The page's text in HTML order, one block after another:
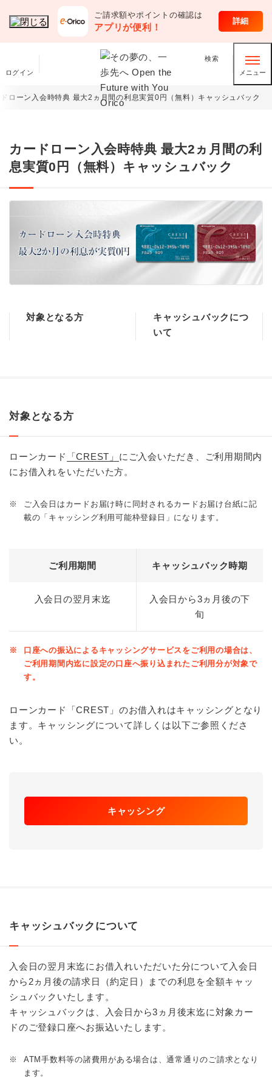
ご請求額やポイントの確認は
アプリが便利！
詳細
ログイン
検索
メニュー
ローン
ローン入会時特典 最大2ヵ月間の利息実質0円（無料）キャッシュバック
カードローン入会時特典 最大2ヵ月間の利
息実質0円（無料）キャッシュバック
対象となる方
キャッシュバックにつ
いて
対象となる方
ローンカード 「CREST」 にご入会いただき、ご利用期間内
にお借入れをいただいた方。
※
ご入会日はカードお届け時に同封されるカードお届け台紙に記
載の「キャッシング利用可能枠登録日」になります。
ご利用期間 キャッシュバック時期
入会日の翌月末迄
入会日から3ヵ月後の下
旬
※
口座への振込によるキャッシングサービスをご利用の場合は、
ご利用期間内迄に設定の口座へ振り込まれたご利用分が対象で
す。
ローンカード「CREST」のお借入れはキャッシングとなり
ます。キャッシングについて詳しくは以下ご参照くださ
い。
キャッシング
キャッシュバックについて
入会日の翌月末迄にお借入れいただいた分について入会日
から2ヵ月後の請求日（約定日）までの利息を全額キャッ
シュバックいたします。
キャッシュバックは、入会日から3ヵ月後末迄に対象カー
ドのご登録口座へお振込いたします。
※
ATM手数料等の諸費用がある場合は、通常通りのご請求となり
ます。